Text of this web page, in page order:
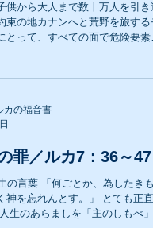
供から大人まで数十万人を引き
束の地カナンへと荒野を旅する
とって、すべての面で危険要素
カの福音書
罪／ルカ7：36～47
の言葉 「何ごとか、為したきも
神を忘れんとす。」 とても正直
生のあらましを「主のしもべ」